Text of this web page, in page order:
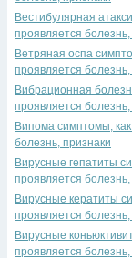
Вестибулярная
проявляется болезнь,
Ветряная оспа
проявляется болезнь,
Вибрационная
проявляется болезнь,
Випома симптомы,
болезнь, признаки
Вирусные гепатиты
проявляется болезнь,
Вирусные кератиты
проявляется болезнь,
Вирусные
проявляется болезнь,